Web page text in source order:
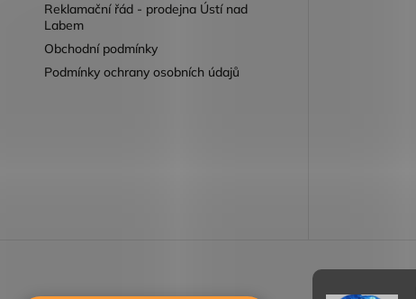
Reklamační řád - prodejna Ústí nad
Labem
Obchodní podmínky
Podmínky ochrany osobních údajů